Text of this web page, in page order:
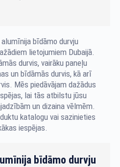
bīdāmo durvju
lietojumiem Dubaijā.
durvis, vairāku paneļu
un bīdāmās durvis, kā arī
Mēs piedāvājam dažādus
lai tās atbilstu jūsu
un dizaina vēlmēm.
katalogu vai sazinieties
iespējas.
bīdāmo durvju